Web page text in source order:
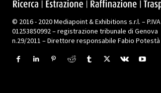
© 2016 - 2020 Mediapoint & Exhibitions s.r.l. – P.IVA
01253850992 – registrazione tribunale di Genova
n.29/2011 – Direttore responsabile Fabio Potestà